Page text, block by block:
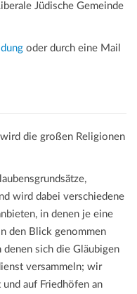
Jüdische Gemeinde
oder durch eine Mail
wird die großen Religionen
wird dabei verschiedene
in denen je eine
den Blick genommen
sich die Gläubigen
versammeln; wir
auf Friedhöfen an